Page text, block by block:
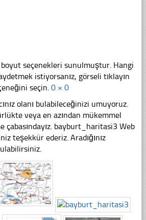
seçenekleri sunulmuştur. Hangi
istiyorsanız, görseli tıklayın
seçin. 0 × 0
olanı bulabileceğinizi umuyoruz.
veya en azından mükemmel
çabasındayız. bayburt_haritasi3 Web
teşekkür ederiz. Aradığınız